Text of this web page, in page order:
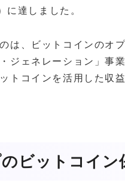
に達しました。
は、ビットコインのオ
ジェネレーション」事
トコインを活用した収
ビットコイ